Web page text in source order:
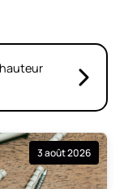
3 août 2026